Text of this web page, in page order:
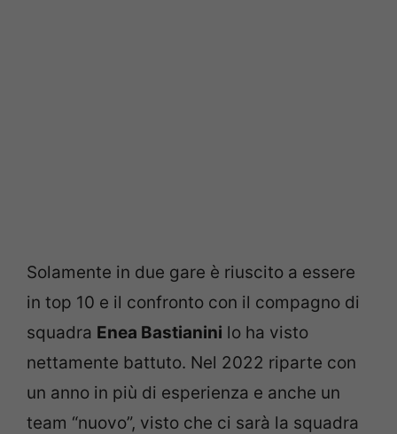
Solamente in due gare è riuscito a essere
in top 10 e il confronto con il compagno di
squadra Enea Bastianini lo ha visto
nettamente battuto. Nel 2022 riparte con
un anno in più di esperienza e anche un
team “nuovo”, visto che ci sarà la squadra